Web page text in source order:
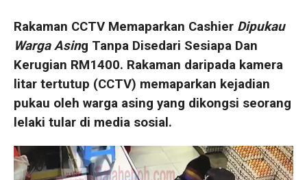
Rakaman CCTV Memaparkan Cashier Dipukau
Warga Asing Tanpa Disedari Sesiapa Dan
Kerugian RM1400. Rakaman daripada kamera
litar tertutup (CCTV) memaparkan kejadian
pukau oleh warga asing yang dikongsi seorang
lelaki tular di media sosial.